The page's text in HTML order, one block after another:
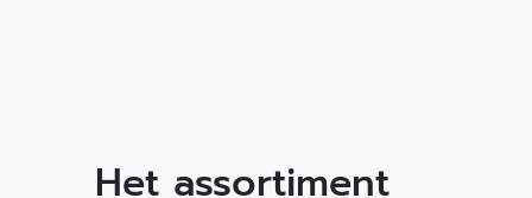
Het assortiment